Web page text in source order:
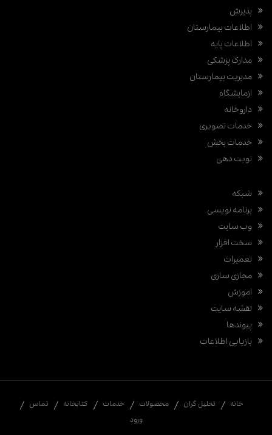
پذیرش
اطلاعات بیمارستان
اطلاعات پایه
مدارک پزشکی
مدیریت بیمارستان
ازمایشگاه
داروخانه
خدمات تصویری
خدمات بخش
نوبت دهی
شبکه
برنامه نویسی
وب سایت
سخت افزار
تعمیرات
مجازی سازی
اموزش
نقشه سایت
پیوندها
بازیابی اطلاعات
خانه تحلیل گران محصولات خدمات کتابخانه
تماس
ورود